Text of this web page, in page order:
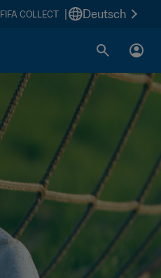
FIFA COLLECT Deutsch